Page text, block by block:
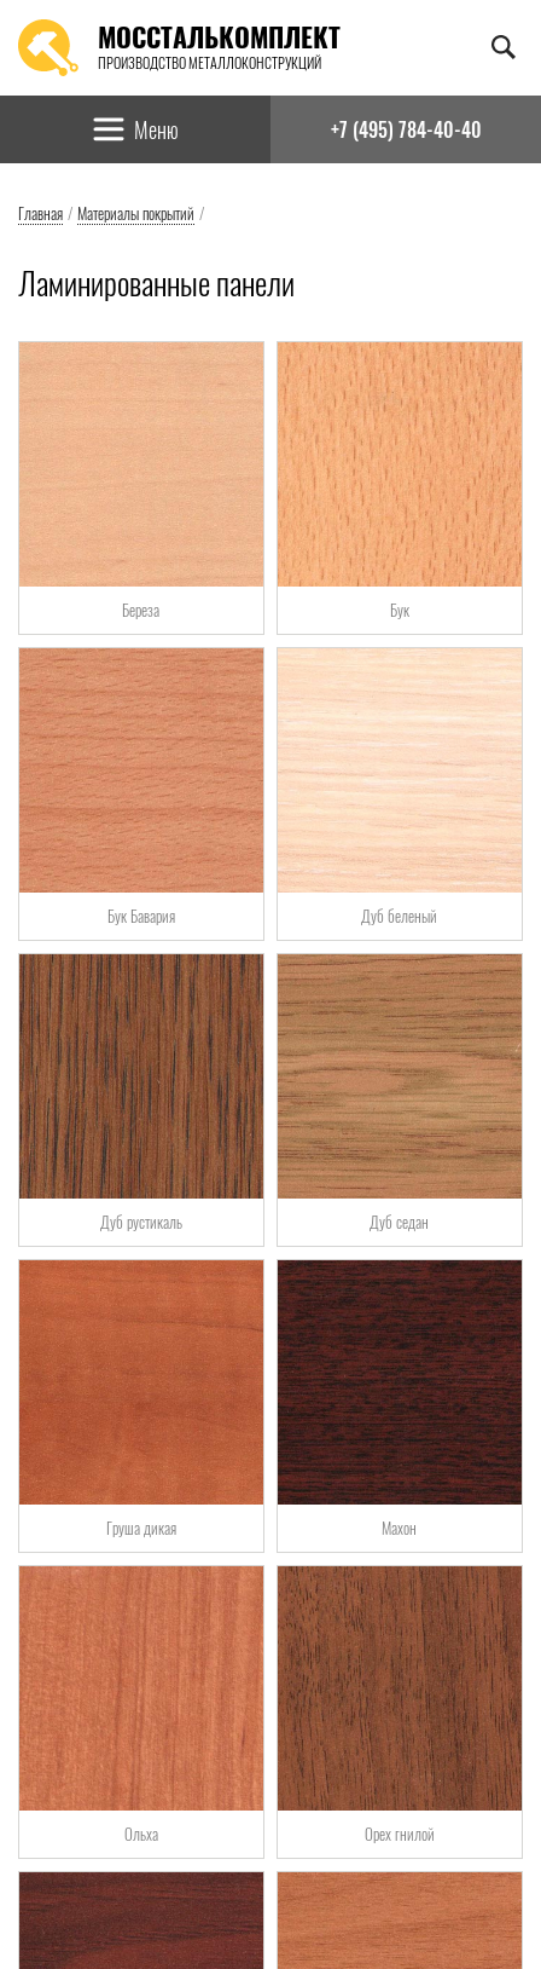
МОССТАЛЬКОМПЛЕКТ
ПРОИЗВОДСТВО МЕТАЛЛОКОНСТРУКЦИЙ
Найти:
Меню +7 (495) 784-40-40
Главная / Материалы покрытий /
Ламинированные панели
Береза Бук
Бук Бавария Дуб беленый
Дуб рустикаль Дуб седан
Груша дикая Махон
Ольха Орех гнилой